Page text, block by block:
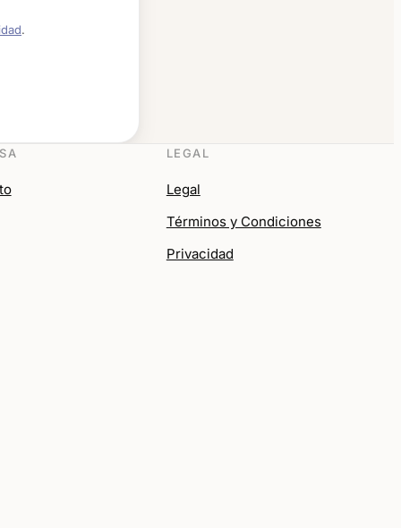
.
LEGAL
Legal
Términos y Condiciones
Privacidad